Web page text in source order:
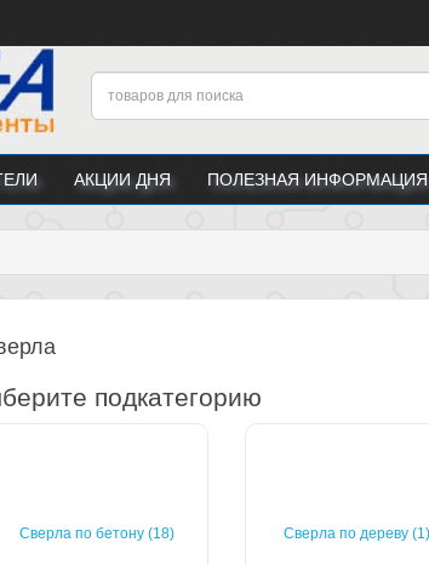
АКЦИИ ДНЯ ПОЛЕЗНАЯ ИНФОРМАЦИЯ
подкатегорию
Сверла по бетону (18) Сверла по дереву (1)